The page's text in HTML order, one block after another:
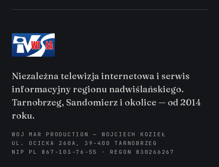
Niezależna telewizja internetowa i serwis
informacyjny regionu nadwiślańskiego.
Tarnobrzeg, Sandomierz i okolice — od 2014
roku.
WOJ MAR PRODUCTION — WOJCIECH KOZIEŁ
UL. OCICKA 260A, 39-400 TARNOBRZEG
NIP PL 867-103-76-55 · REGON 830266267